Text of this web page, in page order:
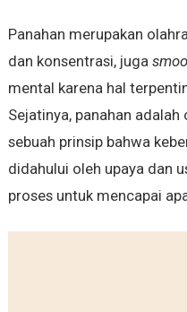
Panahan merupakan
dan konsentrasi, juga
mental karena hal
Sejatinya, panahan
sebuah prinsip bahwa
didahului oleh upaya dan
proses untuk mencapai